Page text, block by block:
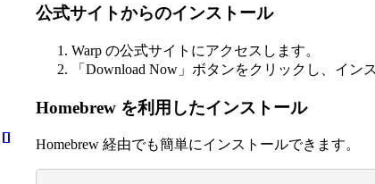
公式サイトからのインストール
Warp の公式サイトにアクセスします。
「Download Now」ボタンをクリックし、イン
Homebrew を利用したインストール
Homebrew 経由でも簡単にインストールできます。